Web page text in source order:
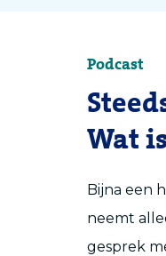
Podcast
Wat
Bijna een
neemt
gesprek